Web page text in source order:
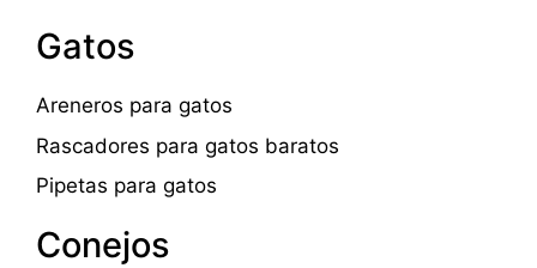
Gatos
Areneros para gatos
Rascadores para gatos baratos
Pipetas para gatos
Conejos